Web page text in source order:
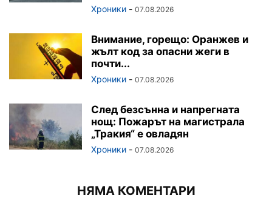
Хроники - 07.08.2026
Внимание, горещо: Оранжев и
жълт код за опасни жеги в
почти...
Хроники - 07.08.2026
След безсънна и напрегната
нощ: Пожарът на магистрала
„Тракия“ е овладян
Хроники - 07.08.2026
НЯМА КОМЕНТАРИ